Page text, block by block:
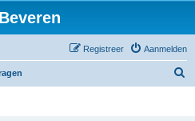
Aanmelden
Registreer